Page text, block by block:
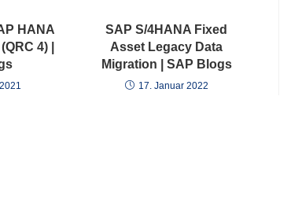
HANA
4) |
SAP S/4HANA Fixed
Asset Legacy Data
Migration | SAP Blogs
17. Januar 2022